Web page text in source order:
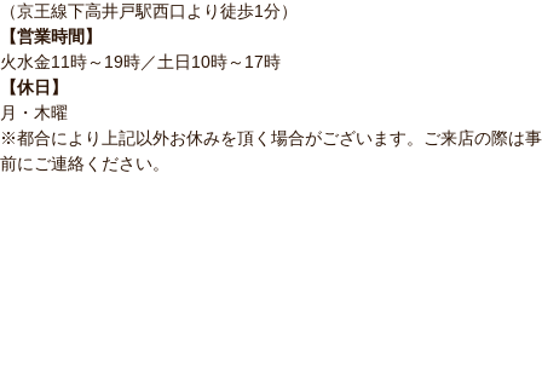
（京王線下高井戸駅西口より徒歩1分）
【営業時間】
火水金11時～19時／土日10時～17時
【休日】
月・木曜
※都合により上記以外お休みを頂く場合がございます。ご来店の際は事
前にご連絡ください。